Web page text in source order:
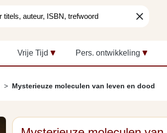
clear
Vrije Tijd Pers. ontwikkeling
Mysterieuze moleculen van leven en dood